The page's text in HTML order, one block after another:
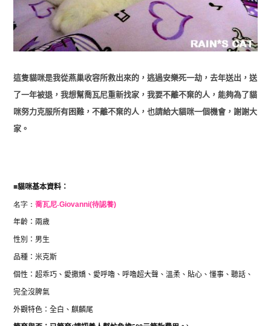
這隻貓咪是我從燕巢收容所救出來的，逃過安樂死一劫，去年送出，送
了一年被退，我想幫喬瓦尼重新找家，我要不離不棄的人，能夠為了貓
咪努力克服所有困難，不離不棄的人，也請給大貓咪一個機會，謝謝大
家。
■貓咪基本資料：
名字： 喬瓦尼-Giovanni(待認養)
年齡：兩歲
性別：男生
品種：米克斯
個性：超乖巧、愛撒嬌、愛呼嚕、呼嚕超大聲、溫柔、貼心、懂事、聽話、
完全沒脾氣
外觀特色：全白、麒麟尾